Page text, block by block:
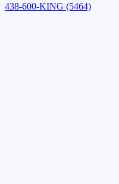
438-600-KING (5464)